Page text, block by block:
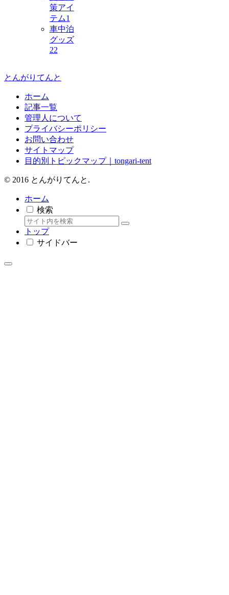
策アイ
テム1
車中泊
グッズ
22
とんがりてんと
ホーム
記事一覧
管理人について
プライバシーポリシー
お問い合わせ
サイトマップ
目的別トピックマップ｜tongari-tent
© 2016 とんがりてんと.
ホーム
検索
トップ
サイドバー